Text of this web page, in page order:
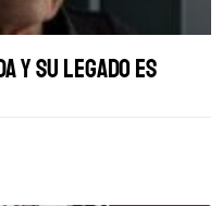
y su legado es